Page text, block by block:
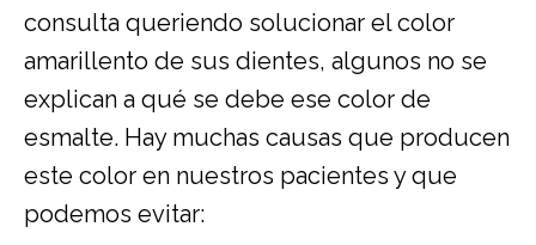
consulta queriendo solucionar el color
amarillento de sus dientes, algunos no se
explican a qué se debe ese color de
esmalte. Hay muchas causas que producen
este color en nuestros pacientes y que
podemos evitar: